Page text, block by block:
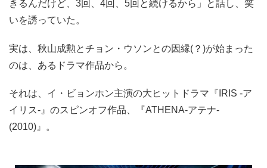
きるんだけど、3回、4回、5回と続けるから」と話し、笑
いを誘っていた。
実は、秋山成勲とチョン・ウソンとの因縁(？)が始まった
のは、あるドラマ作品から。
それは、イ・ビョンホン主演の大ヒットドラマ『IRIS -ア
イリス-』のスピンオフ作品、『ATHENA-アテナ-
(2010)』。